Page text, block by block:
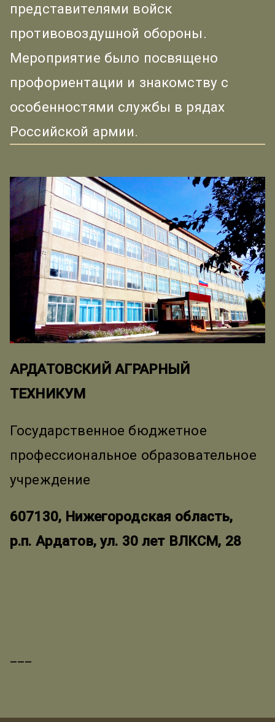
представителями войск
противовоздушной обороны.
Мероприятие было посвящено
профориентации и знакомству с
особенностями службы в рядах
Российской армии.
АРДАТОВСКИЙ АГРАРНЫЙ
ТЕХНИКУМ
Государственное бюджетное
профессиональное образовательное
учреждение
607130, Нижегородская область,
р.п. Ардатов, ул. 30 лет ВЛКСМ, 28